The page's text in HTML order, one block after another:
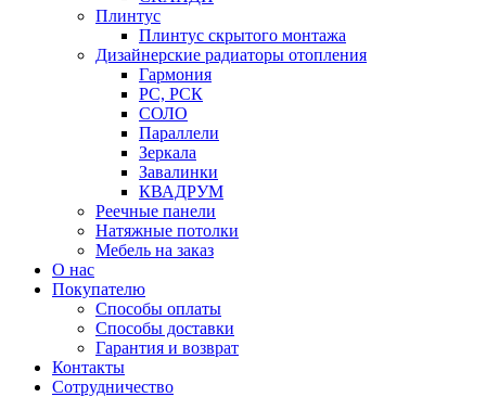
Плинтус
Плинтус скрытого монтажа
Дизайнерские радиаторы отопления
Гармония
РС, РСК
СОЛО
Параллели
Зеркала
Завалинки
КВАДРУМ
Реечные панели
Натяжные потолки
Мебель на заказ
О нас
Покупателю
Способы оплаты
Способы доставки
Гарантия и возврат
Контакты
Сотрудничество